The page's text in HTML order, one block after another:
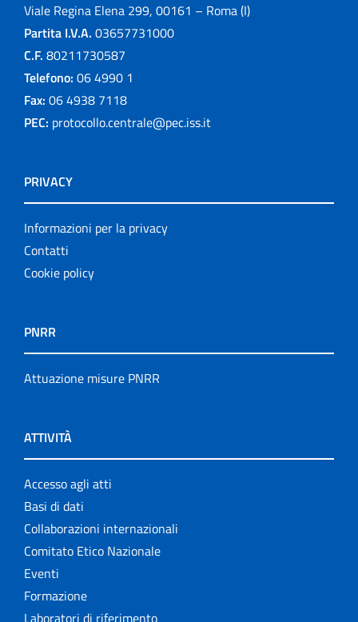
Viale Regina Elena 299, 00161 – Roma (I)
Partita I.V.A. 03657731000
C.F. 80211730587
Telefono: 06 4990 1
Fax: 06 4938 7118
PEC: protocollo.centrale@pec.iss.it
PRIVACY
Informazioni per la privacy
Contatti
Cookie policy
PNRR
Attuazione misure PNRR
ATTIVITÀ
Accesso agli atti
Basi di dati
Collaborazioni internazionali
Comitato Etico Nazionale
Eventi
Formazione
Laboratori di riferimento